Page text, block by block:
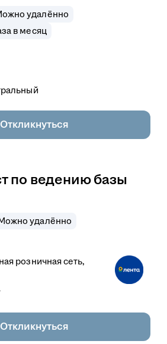
удалённо
в месяц
Откликнуться
по ведению базы
удалённо
розничная сеть,
Откликнуться